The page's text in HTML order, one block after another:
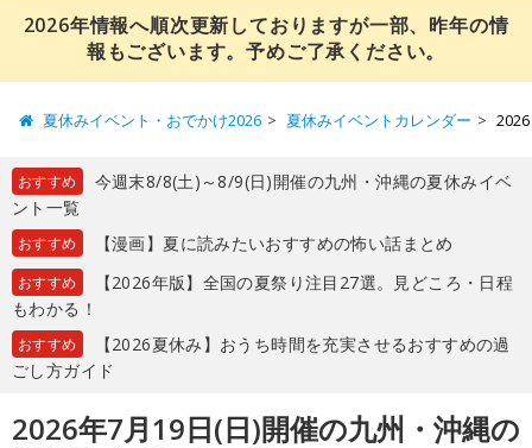
2026年情報へ順次更新しておりますが一部、昨年の情
報もございます。予めご了承ください。
夏休みイベント・おでかけ2026 夏休みイベントカレンダー
おすすめ
今週末8/8(土)～8/9(日)開催の九州・沖縄の夏休みイベ
ント一覧
おすすめ 【漫画】夏に読みたいおすすめの怖い話まとめ
おすすめ
【2026年版】全国の夏祭り注目27選。見どころ・日程
もわかる！
おすすめ
【2026夏休み】おうち時間を充実させるおすすめの過
ごし方ガイド
2026年7月19日(日)開催の九州・沖縄の